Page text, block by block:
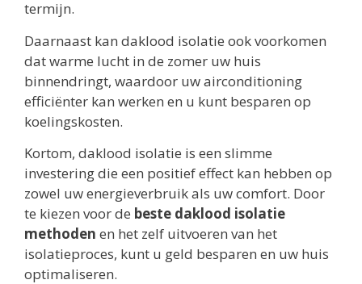
termijn.
Daarnaast kan daklood isolatie ook voorkomen
dat warme lucht in de zomer uw huis
binnendringt, waardoor uw airconditioning
efficiënter kan werken en u kunt besparen op
koelingskosten.
Kortom, daklood isolatie is een slimme
investering die een positief effect kan hebben op
zowel uw energieverbruik als uw comfort. Door
te kiezen voor de beste daklood isolatie
methoden en het zelf uitvoeren van het
isolatieproces, kunt u geld besparen en uw huis
optimaliseren.